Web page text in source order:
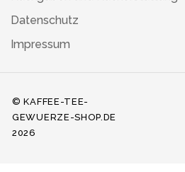
Datenschutz
Impressum
© KAFFEE-TEE-
GEWUERZE-SHOP.DE
2026